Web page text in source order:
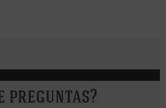
preguntas?